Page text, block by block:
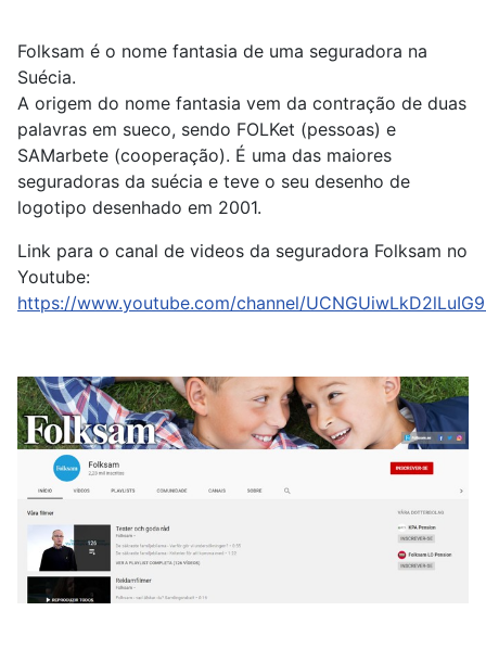
Folksam é o nome fantasia de uma seguradora na
Suécia.
A origem do nome fantasia vem da contração de duas
palavras em sueco, sendo FOLKet (pessoas) e
SAMarbete (cooperação). É uma das maiores
seguradoras da suécia e teve o seu desenho de
logotipo desenhado em 2001.
Link para o canal de videos da seguradora Folksam no
Youtube:
https://www.youtube.com/channel/